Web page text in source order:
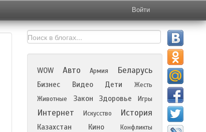
Войти
WOW Авто Армия Беларусь
Бизнес Видео Дети
Жесть
Животные
Закон Здоровье Игры
Интернет Искусство История
Казахстан Кино Конфликты